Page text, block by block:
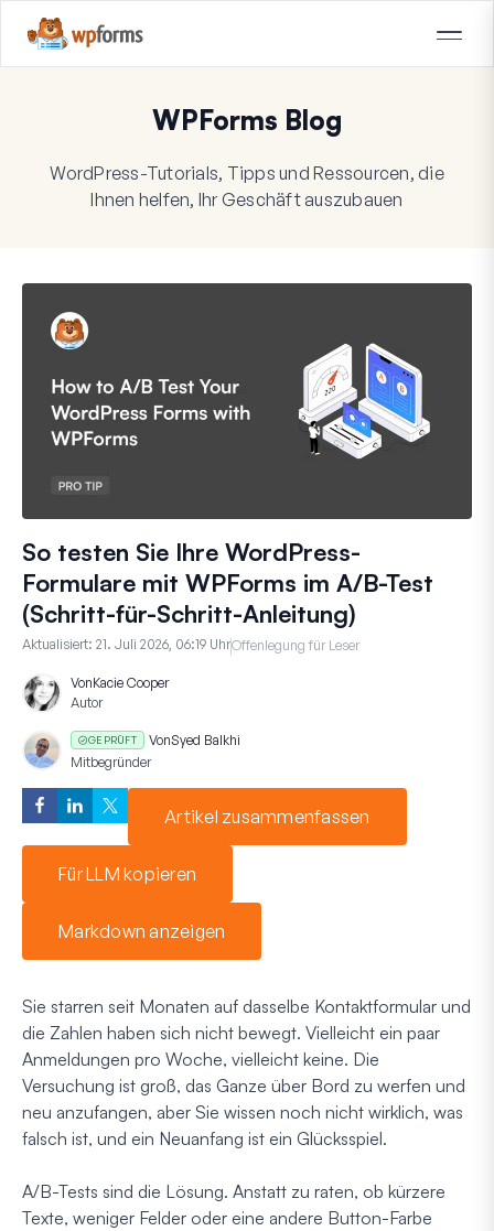
WPForms Blog
WordPress-Tutorials, Tipps und Ressourcen, die
Ihnen helfen, Ihr Geschäft auszubauen
So testen Sie Ihre WordPress-
Formulare mit WPForms im A/B-Test
(Schritt-für-Schritt-Anleitung)
Aktualisiert: 21. Juli 2026, 06:19 UhrOffenlegung für Leser
VonKacie Cooper
Autor
GEPRÜFT VonSyed Balkhi
Mitbegründer
Artikel zusammenfassen
Für LLM kopieren
Markdown anzeigen
Sie starren seit Monaten auf dasselbe Kontaktformular und
die Zahlen haben sich nicht bewegt. Vielleicht ein paar
Anmeldungen pro Woche, vielleicht keine. Die
Versuchung ist groß, das Ganze über Bord zu werfen und
neu anzufangen, aber Sie wissen noch nicht wirklich, was
falsch ist, und ein Neuanfang ist ein Glücksspiel.
A/B-Tests sind die Lösung. Anstatt zu raten, ob kürzere
Texte, weniger Felder oder eine andere Button-Farbe